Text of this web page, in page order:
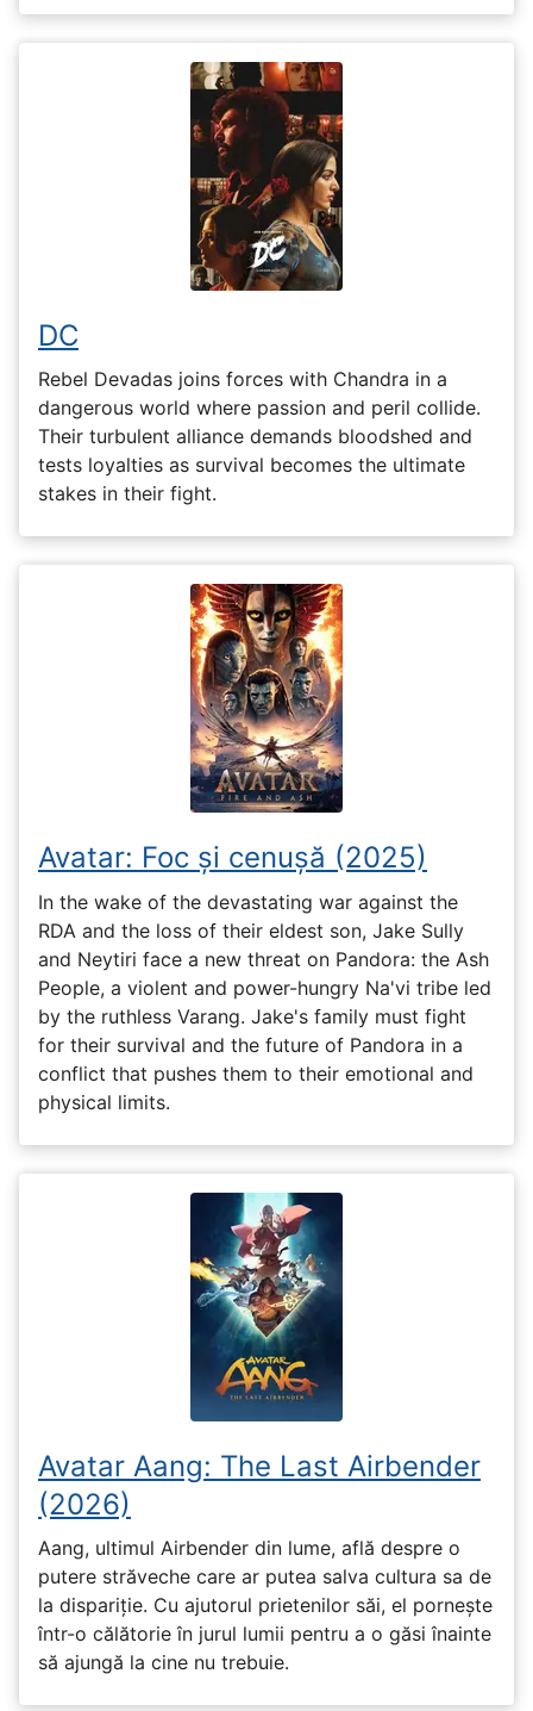
DC
Rebel Devadas joins forces with Chandra in a
dangerous world where passion and peril collide.
Their turbulent alliance demands bloodshed and
tests loyalties as survival becomes the ultimate
stakes in their fight.
Avatar: Foc și cenușă (2025)
In the wake of the devastating war against the
RDA and the loss of their eldest son, Jake Sully
and Neytiri face a new threat on Pandora: the Ash
People, a violent and power-hungry Na'vi tribe led
by the ruthless Varang. Jake's family must fight
for their survival and the future of Pandora in a
conflict that pushes them to their emotional and
physical limits.
Avatar Aang: The Last Airbender
(2026)
Aang, ultimul Airbender din lume, află despre o
putere străveche care ar putea salva cultura sa de
la dispariție. Cu ajutorul prietenilor săi, el pornește
într-o călătorie în jurul lumii pentru a o găsi înainte
să ajungă la cine nu trebuie.